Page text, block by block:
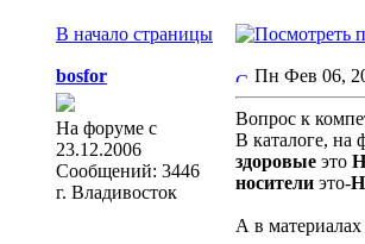
В начало страницы
bosfor
На форуме с
23.12.2006
Сообщений: 3446
г. Владивосток
Пн Фев 06,
Вопрос к
В каталоге, на
здоровые это
носители это-
А в